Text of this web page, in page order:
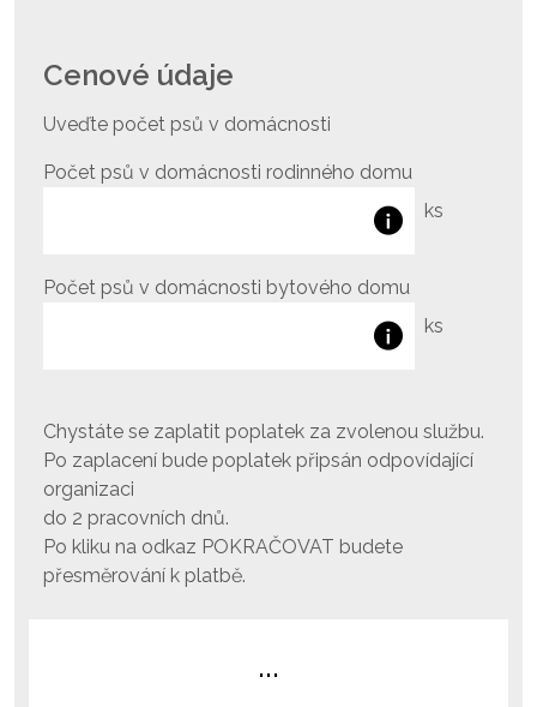
Cenové údaje
Uveďte počet psů v domácnosti
Počet psů v domácnosti rodinného domu
ks
Počet psů v domácnosti bytového domu
ks
Chystáte se zaplatit poplatek za zvolenou službu.
Po zaplacení bude poplatek připsán odpovídající
organizaci
do 2 pracovních dnů.
Po kliku na odkaz POKRAČOVAT budete
přesměrování k platbě.
...